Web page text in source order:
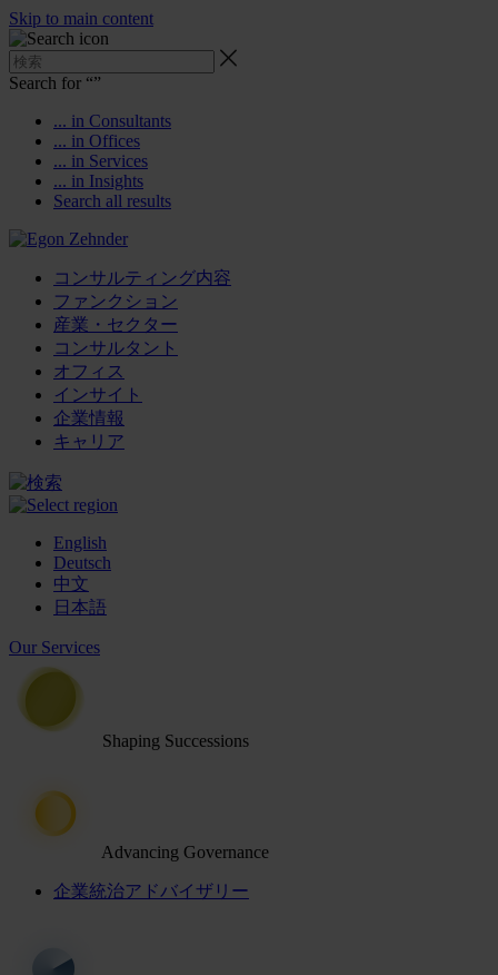
Skip to main content
Search for “”
... in Consultants
... in Offices
... in Services
... in Insights
Search all results
コンサルティング内容
ファンクション
産業・セクター
コンサルタント
オフィス
インサイト
企業情報
キャリア
English
Deutsch
中文
日本語
Our Services
Shaping Successions
Advancing Governance
企業統治アドバイザリー